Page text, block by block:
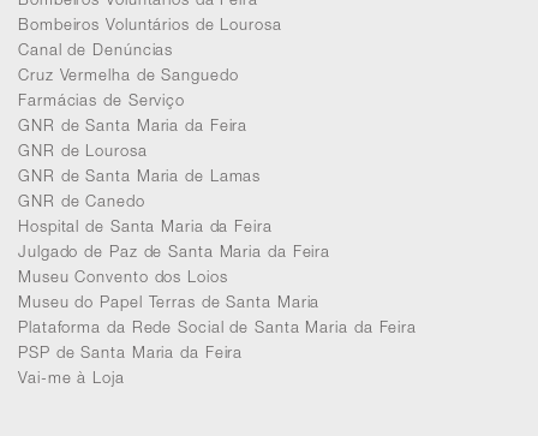
Bombeiros Voluntários de Lourosa
Canal de Denúncias
Cruz Vermelha de Sanguedo
Farmácias de Serviço
GNR de Santa Maria da Feira
GNR de Lourosa
GNR de Santa Maria de Lamas
GNR de Canedo
Hospital de Santa Maria da Feira
Julgado de Paz de Santa Maria da Feira
Museu Convento dos Loios
Museu do Papel Terras de Santa Maria
Plataforma da Rede Social de Santa Maria da Feira
PSP de Santa Maria da Feira
Vai-me à Loja